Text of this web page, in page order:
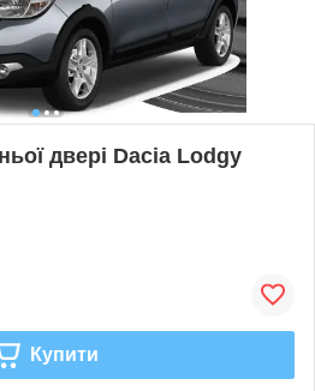
двері Dacia Lodgy
Купити